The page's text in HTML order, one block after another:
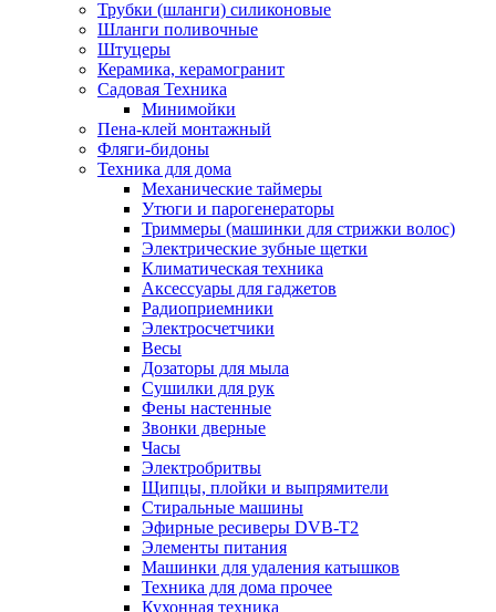
Трубки (шланги) силиконовые
Шланги поливочные
Штуцеры
Керамика, керамогранит
Садовая Техника
Минимойки
Пена-клей монтажный
Фляги-бидоны
Техника для дома
Механические таймеры
Утюги и парогенераторы
Триммеры (машинки для стрижки волос)
Электрические зубные щетки
Климатическая техника
Аксессуары для гаджетов
Радиоприемники
Электросчетчики
Весы
Дозаторы для мыла
Сушилки для рук
Фены настенные
Звонки дверные
Часы
Электробритвы
Щипцы, плойки и выпрямители
Стиральные машины
Эфирные ресиверы DVB-T2
Элементы питания
Машинки для удаления катышков
Техника для дома прочее
Кухонная техника